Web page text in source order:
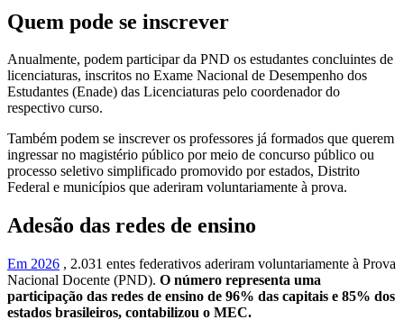
Quem pode se inscrever
Anualmente, podem participar da PND os estudantes concluintes de
licenciaturas, inscritos no Exame Nacional de Desempenho dos
Estudantes (Enade) das Licenciaturas pelo coordenador do
respectivo curso.
Também podem se inscrever os professores já formados que querem
ingressar no magistério público por meio de concurso público ou
processo seletivo simplificado promovido por estados, Distrito
Federal e municípios que aderiram voluntariamente à prova.
Adesão das redes de ensino
Em 2026 , 2.031 entes federativos aderiram voluntariamente à Prova
Nacional Docente (PND). O número representa uma
participação das redes de ensino de 96% das capitais e 85% dos
estados brasileiros, contabilizou o MEC.